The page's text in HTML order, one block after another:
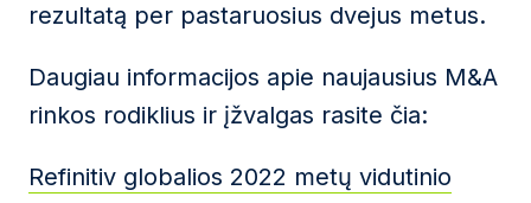
rezultatą per pastaruosius dvejus metus.
Daugiau informacijos apie naujausius M&A
rinkos rodiklius ir įžvalgas rasite čia:
Refinitiv globalios 2022 metų vidutinio